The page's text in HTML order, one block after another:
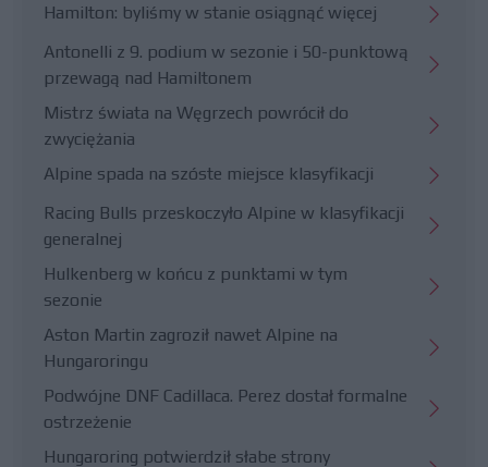
Hamilton: byliśmy w stanie osiągnąć więcej
Antonelli z 9. podium w sezonie i 50-punktową
przewagą nad Hamiltonem
Mistrz świata na Węgrzech powrócił do
zwyciężania
Alpine spada na szóste miejsce klasyfikacji
Racing Bulls przeskoczyło Alpine w klasyfikacji
generalnej
Hulkenberg w końcu z punktami w tym
sezonie
Aston Martin zagroził nawet Alpine na
Hungaroringu
Podwójne DNF Cadillaca. Perez dostał formalne
ostrzeżenie
Hungaroring potwierdził słabe strony